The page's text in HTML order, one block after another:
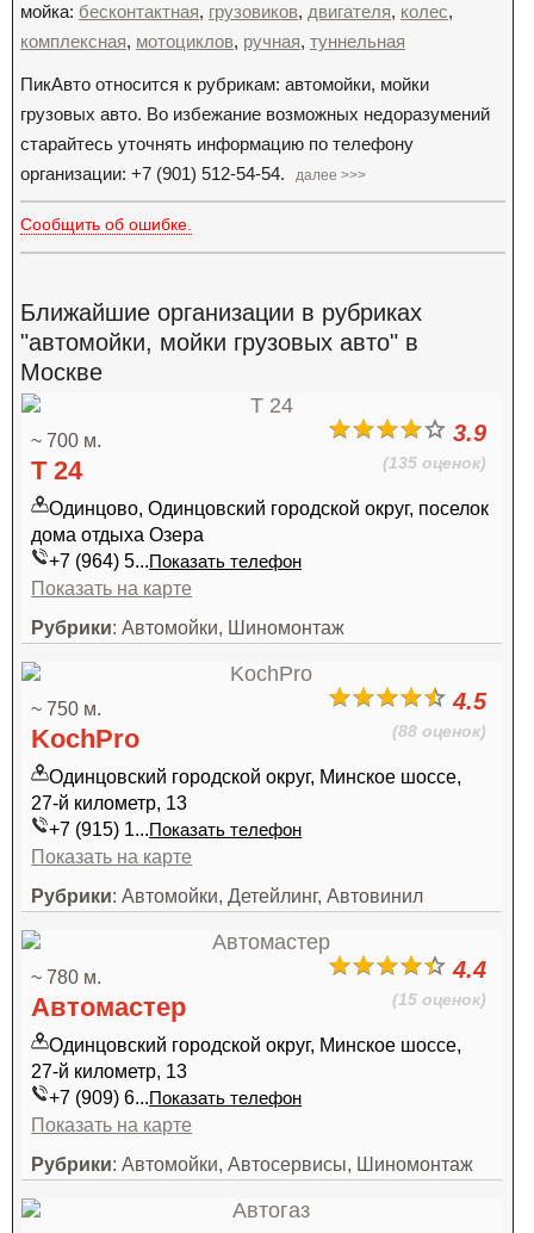
мойка: бесконтактная, грузовиков, двигателя, колес,
комплексная, мотоциклов, ручная, туннельная
ПикАвто относится к рубрикам: автомойки, мойки
грузовых авто. Во избежание возможных недоразумений
старайтесь уточнять информацию по телефону
организации: +7 (901) 512-54-54.
далее >>>
Сообщить об ошибке.
Ближайшие организации в рубриках
"автомойки, мойки грузовых авто" в
Москве
3.9
(135 оценок)
~ 700 м.
Т 24
Одинцово, Одинцовский городской округ, поселок
дома отдыха Озера
+7 (964) 5...Показать телефон
Показать на карте
Рубрики: Автомойки, Шиномонтаж
4.5
(88 оценок)
~ 750 м.
KochPro
Одинцовский городской округ, Минское шоссе,
27-й километр, 13
+7 (915) 1...Показать телефон
Показать на карте
Рубрики: Автомойки, Детейлинг, Автовинил
4.4
(15 оценок)
~ 780 м.
Автомастер
Одинцовский городской округ, Минское шоссе,
27-й километр, 13
+7 (909) 6...Показать телефон
Показать на карте
Рубрики: Автомойки, Автосервисы, Шиномонтаж